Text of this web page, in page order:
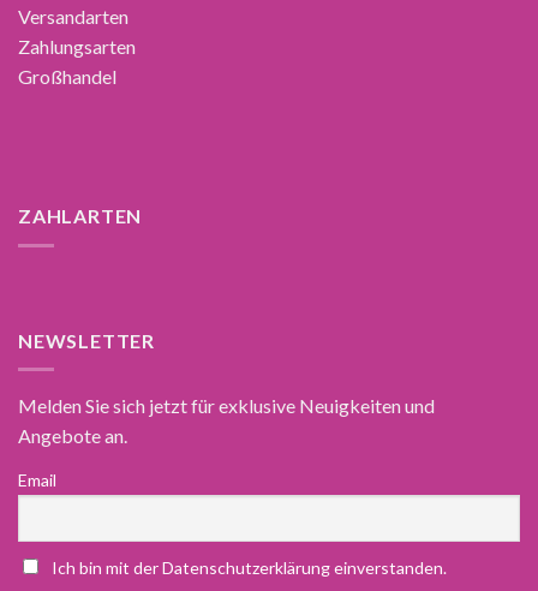
Versandarten
Zahlungsarten
Großhandel
ZAHLARTEN
NEWSLETTER
Melden Sie sich jetzt für exklusive Neuigkeiten und
Angebote an.
Email
Ich bin mit der Datenschutzerklärung einverstanden.